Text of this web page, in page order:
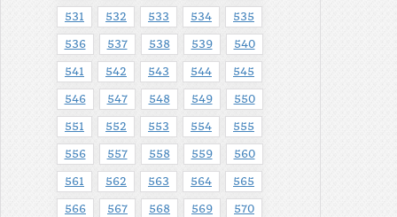
531 532 533 534 535
536 537 538 539 540
541 542 543 544 545
546 547 548 549 550
551 552 553 554 555
556 557 558 559 560
561 562 563 564 565
566 567 568 569 570